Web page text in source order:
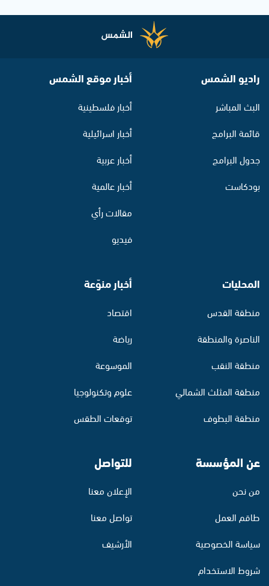
راديو الشمس
البث المباشر
قائمة البرامج
جدول البرامج
بودكاست
أخبار موقع الشمس
أخبار فلسطينية
أخبار اسرائيلية
أخبار عربية
أخبار عالمية
مقالات رأي
فيديو
المحليات
منطقة القدس
الناصرة والمنطقة
منطقة النقب
منطقة المثلث الشمالي
منطقة البطوف
أخبار منوّعة
اقتصاد
رياضة
الموسوعة
علوم وتكنولوجيا
توقعات الطقس
عن المؤسسة
من نحن
طاقم العمل
سياسة الخصوصية
شروط الاستخدام
للتواصل
الإعلان معنا
تواصل معنا
الأرشيف